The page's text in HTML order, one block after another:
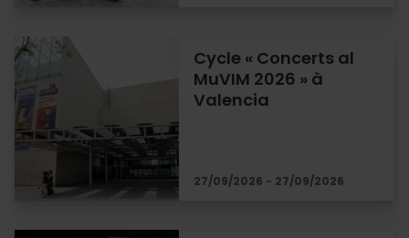
Cycle « Concerts al
MuVIM 2026 » à
Valencia
27/09/2026 - 27/09/2026